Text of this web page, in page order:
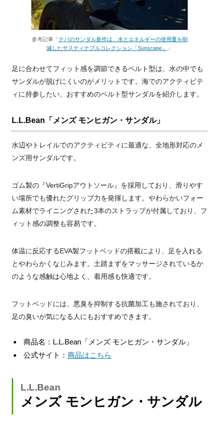
参考記事「テバのサンダル新作は、水とエネルギーの使用量を削
減したサスティナブルコレクション「Sunscape」
」
足に合わせてフィット感を調節できるベルト型は、水の中でも
サンダルが脱げにくいのがメリットです。海でのアクティビテ
ィに持参したい、おすすめのベルト型サンダルを紹介します。
L.L.Bean「メンズ モンヒガン・サンダル」
水辺やトレイルでのアクティビティに最適な、全地形対応のメ
ンズ用サンダルです。
ゴム製の『VertiGripアウトソール』を採用しており、滑りやす
い場所でも優れたグリップ力を発揮します。やわらかいフォー
ム素材でライニングされた3本のストラップが付属しており、フ
ィット感の調整も容易です。
体温に反応するEVA製フットベッドの搭載により、足を入れる
とやわらかくなじみます。土踏まずをマッサージされているか
のような感触は心地よく、着用感も快適です。
フットベッドには、悪臭を抑制する抗菌加工も施されており、
足の臭いが気になる人にもおすすめできます。
商品名：L.L.Bean「メンズ モンヒガン・サンダル」
公式サイト： 商品はこちら
L.L.Bean
メンズ モンヒガン・サンダル